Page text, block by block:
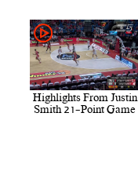
Highlights From Justin
Smith 21-Point Game